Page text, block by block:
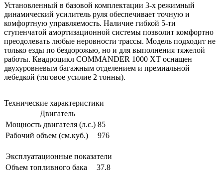
Установленный в базовой комплектации 3-х режимный
динамический усилитель руля обеспечивает точную и
комфортную управляемость. Наличие гибкой 5-ти
ступенчатой амортизационной системы позволит комфортно
преодолевать любые неровности трассы. Модель подходит не
только езды по бездорожью, но и для выполнения тяжелой
работы. Квадроцикл COMMANDER 1000 XT оснащен
двухуровневым багажным отделением и премиальной
лебедкой (тяговое усилие 2 тонны).
Технические характеристики
Двигатель
Мощность двигателя (л.с.) 85
Рабочий объем (см.куб.)
976
Эксплуатационные показатели
Объем топливного бака
37.8